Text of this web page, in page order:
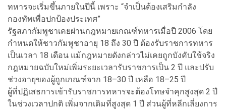
ทหารจะเริ่มขึ้นภายในปีนี้ เพราะ “จำเป็นต้องเสริมกำลัง
กองทัพเพื่อปกป้องประเทศ”
รัฐสภากัมพูชาเคยผ่านกฎหมายเกณฑ์ทหารเมื่อปี 2006 โดย
กำหนดให้ชาวกัมพูชาอายุ 18 ถึง 30 ปี ต้องรับราชการทหาร
เป็นเวลา 18 เดือน แม้กฎหมายดังกล่าวไม่เคยถูกบังคับใช้จริง
กฎหมายฉบับใหม่เพิ่มระยะเวลารับราชการเป็น 2 ปี และปรับ
ช่วงอายุของผู้ถูกเกณฑ์จาก 18–30 ปี เหลือ 18–25 ปี
ผู้ที่ปฏิเสธการเข้ารับราชการทหารจะต้องโทษจำคุกสูงสุด 2 ปี
ในช่วงเวลาปกติ เพิ่มจากเดิมที่สูงสุด 1 ปี ส่วนผู้ที่หลีกเลี่ยงการ